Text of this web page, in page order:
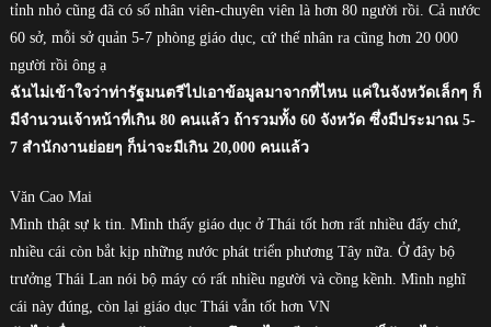
tỉnh nhỏ cũng đã có số nhân viên-chuyên viên là hơn 80 người rồi. Cả nước
60 sở, mỗi sở quản 5-7 phòng giáo dục, cứ thế nhân ra cũng hơn 20 000
người rồi ông ạ
ฉันไม่เข้าใจว่าท่ารัฐมนตรีไปเอาข้อมูลมาจากที่ไหน แค่ในจังหวัดเล็กๆ ก็
มีจำนวนเจ้าหน้าที่เกิน 80 คนแล้ว ถ้ารวมทั้ง 60 จังหวัด ซึ่งมีประมาณ 5-
7 สำนักงานย่อยๆ ก็น่าจะมีเกิน 20,000 คนแล้ว
Văn Cao Mai
Mình thật sự k tin. Mình thấy giáo dục ở Thái tốt hơn rất nhiều đấy chứ,
nhiều cái còn bắt kịp những nước phát triển phương Tây nữa. Ở đây bộ
trưởng Thái Lan nói bộ máy có rất nhiều người và cồng kềnh. Mình nghĩ
cái này đúng, còn lại giáo dục Thái vẫn tốt hơn VN